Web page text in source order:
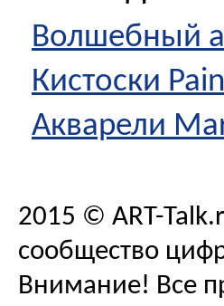
Волшебный
Кистоски
Акварели
2015 © ART-
сообщество
Внимание! Все